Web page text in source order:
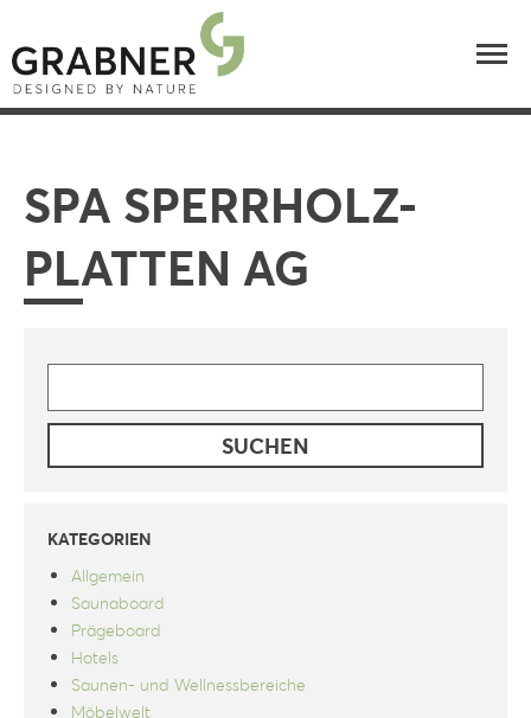
SPA SPERRHOLZ-
PLATTEN AG
SUCHE
NACH:
KATEGORIEN
Allgemein
Saunaboard
Prägeboard
Hotels
Saunen- und Wellnessbereiche
Möbelwelt